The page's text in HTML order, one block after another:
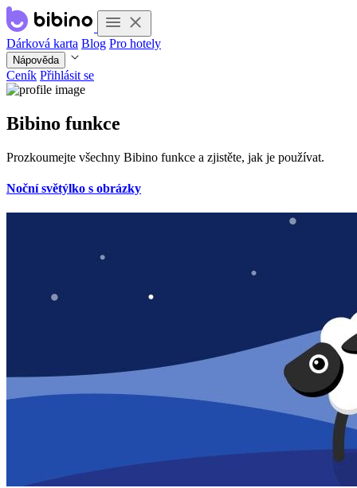
Dárková karta Blog Pro hotely
Nápověda
Ceník Přihlásit se
Bibino funkce
Prozkoumejte všechny Bibino funkce a zjistěte, jak je používat.
Noční světýlko s obrázky